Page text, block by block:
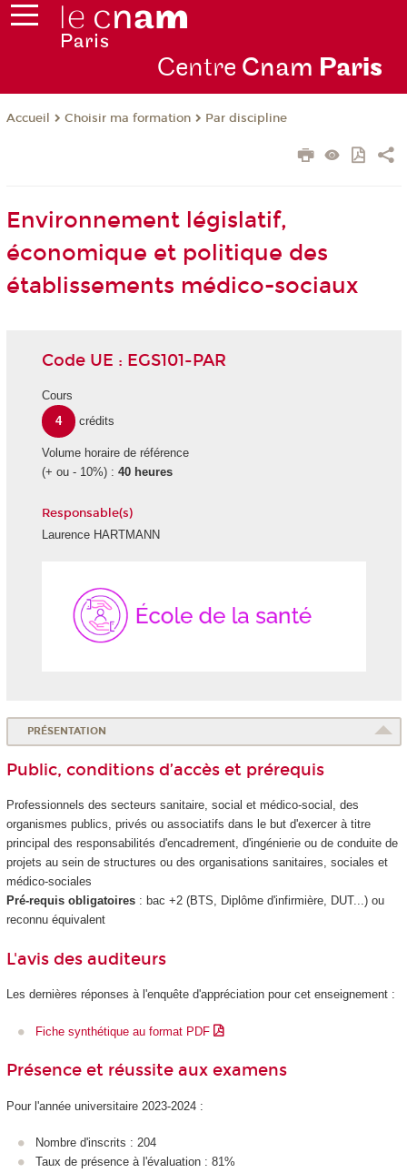
Centre Cnam Paris
Accueil Choisir ma formation Par discipline
Environnement législatif,
économique et politique des
établissements médico-sociaux
Code UE : EGS101-PAR
Cours
4
crédits
Volume horaire de référence
(+ ou - 10%) : 40 heures
Responsable(s)
Laurence HARTMANN
PRÉSENTATION
Public, conditions d’accès et prérequis
Professionnels des secteurs sanitaire, social et médico-social, des
organismes publics, privés ou associatifs dans le but d'exercer à titre
principal des responsabilités d'encadrement, d'ingénierie ou de conduite de
projets au sein de structures ou des organisations sanitaires, sociales et
médico-sociales
Pré-requis obligatoires: bac +2 (BTS, Diplôme d'infirmière, DUT...) ou
reconnu équivalent
L'avis des auditeurs
Les dernières réponses à l'enquête d'appréciation pour cet enseignement :
Fiche synthétique au format PDF
Présence et réussite aux examens
Pour l'année universitaire 2023-2024 :
Nombre d'inscrits : 204
Taux de présence à l'évaluation : 81%